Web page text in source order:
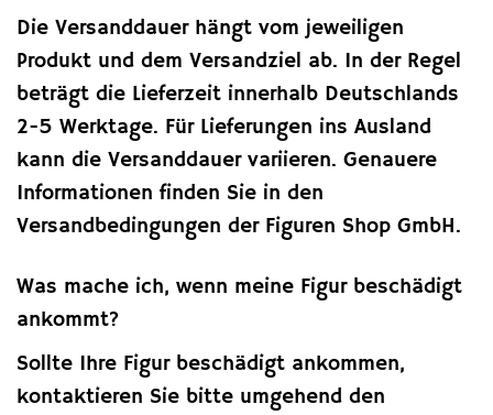
Die Versanddauer hängt vom jeweiligen
Produkt und dem Versandziel ab. In der Regel
beträgt die Lieferzeit innerhalb Deutschlands
2-5 Werktage. Für Lieferungen ins Ausland
kann die Versanddauer variieren. Genauere
Informationen finden Sie in den
Versandbedingungen der Figuren Shop GmbH.
Was mache ich, wenn meine Figur beschädigt
ankommt?
Sollte Ihre Figur beschädigt ankommen,
kontaktieren Sie bitte umgehend den